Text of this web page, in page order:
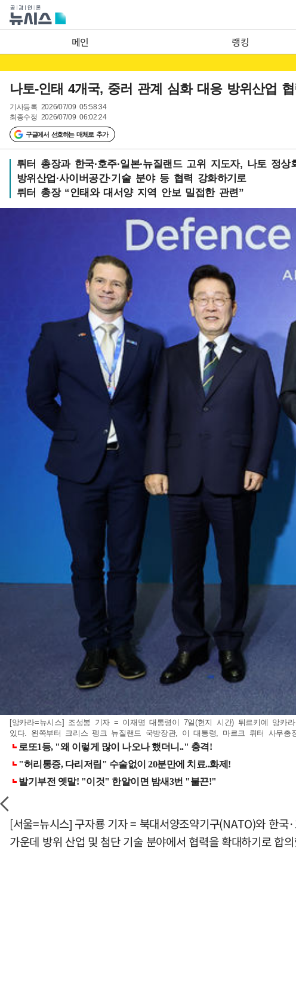
메인 랭킹
나토-인태 4개국, 중러 관계 심화 대응 방위산업
기사등록 2026/07/09 05:58:34
최종수정 2026/07/09 06:02:24
구글에서 선호하는 매체로 추가
뤼터 총장과 한국·호주·일본·뉴질랜드 고위 지도자, 나토 정상
방위산업·사이버공간·기술 분야 등 협력 강화하기로
뤼터 총장 “인태와 대서양 지역 안보 밀접한 관련”
[앙카라=뉴시스] 조성봉 기자 = 이재명 대통령이 7일(현지 시간) 튀르키예 앙카
있다. 왼쪽부터 크리스 펭크 뉴질랜드 국방장관, 이 대통령, 마르크 뤼터 사무
[서울=뉴시스] 구자룡 기자 = 북대서양조약기구(NATO)와 한
가운데 방위 산업 및 첨단 기술 분야에서 협력을 확대하기로 합